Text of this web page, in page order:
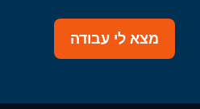
מצא לי עבודה